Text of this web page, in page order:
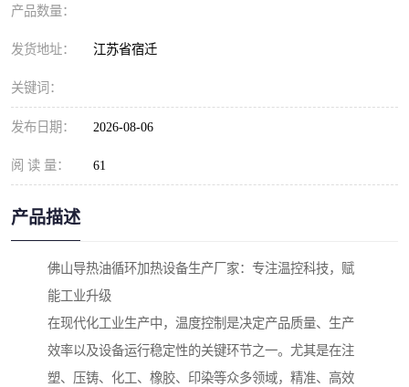
产品数量：
发货地址： 江苏省宿迁
关键词：
发布日期： 2026-08-06
阅 读 量： 61
产品描述
佛山导热油循环加热设备生产厂家：专注温控科技，赋
能工业升级
在现代化工业生产中，温度控制是决定产品质量、生产
效率以及设备运行稳定性的关键环节之一。尤其是在注
塑、压铸、化工、橡胶、印染等众多领域，精准、高效